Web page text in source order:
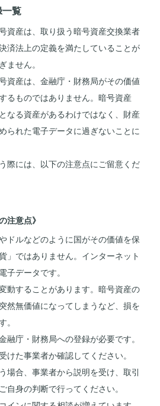
一覧
資産は、取り扱う暗号資産交換業者
済法上の定義を満たしていることが
ません。
資産は、金融庁・財務局がその価値
るものではありません。暗号資産
なる資産があるわけではなく、財産
られた電子データに過ぎないことに
際には、以下の注意点にご留意くだ
注意点》
ドルなどのように国がその価値を保
」ではありません。インターネット
子データです。
動することがあります。暗号資産の
然無価値になってしまうなど、損を
。
融庁・財務局への登録が必要です。
けた事業者か確認してください。
場合、事業者から説明を受け、取引
自身の判断で行ってください。